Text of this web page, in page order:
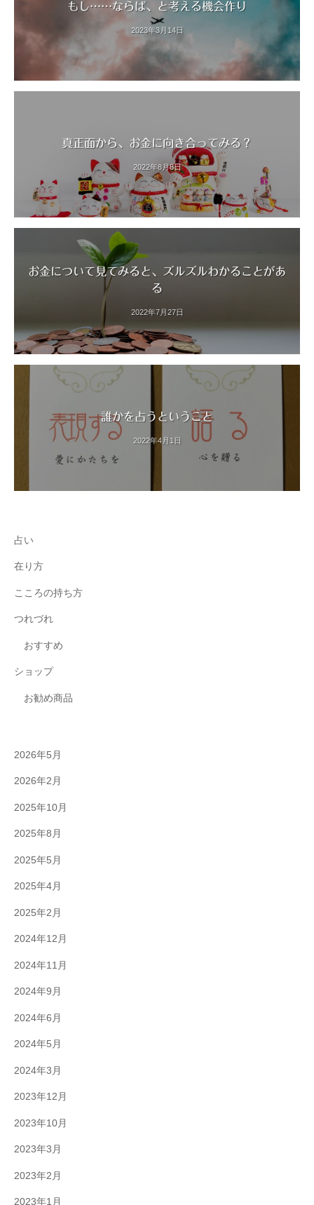
もし……ならば、と考える機会作り
2023年3月14日
真正面から、お金に向き合ってみる？
2022年8月8日
お金について見てみると、ズルズルわかることがあ
る
2022年7月27日
誰かを占うということ
2022年4月1日
占い
在り方
こころの持ち方
つれづれ
おすすめ
ショップ
お勧め商品
2026年5月
2026年2月
2025年10月
2025年8月
2025年5月
2025年4月
2025年2月
2024年12月
2024年11月
2024年9月
2024年6月
2024年5月
2024年3月
2023年12月
2023年10月
2023年3月
2023年2月
2023年1月